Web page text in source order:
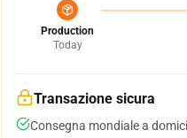
Production
Today
Transazione sicura
Consegna mondiale a